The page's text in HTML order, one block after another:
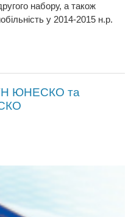
набору, а також
у 2014-2015 н.р.
ЮНЕСКО та